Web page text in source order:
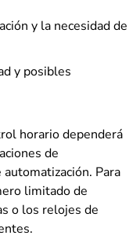
y la necesidad de
y posibles
horario dependerá
de
Para
limitado de
o los relojes de